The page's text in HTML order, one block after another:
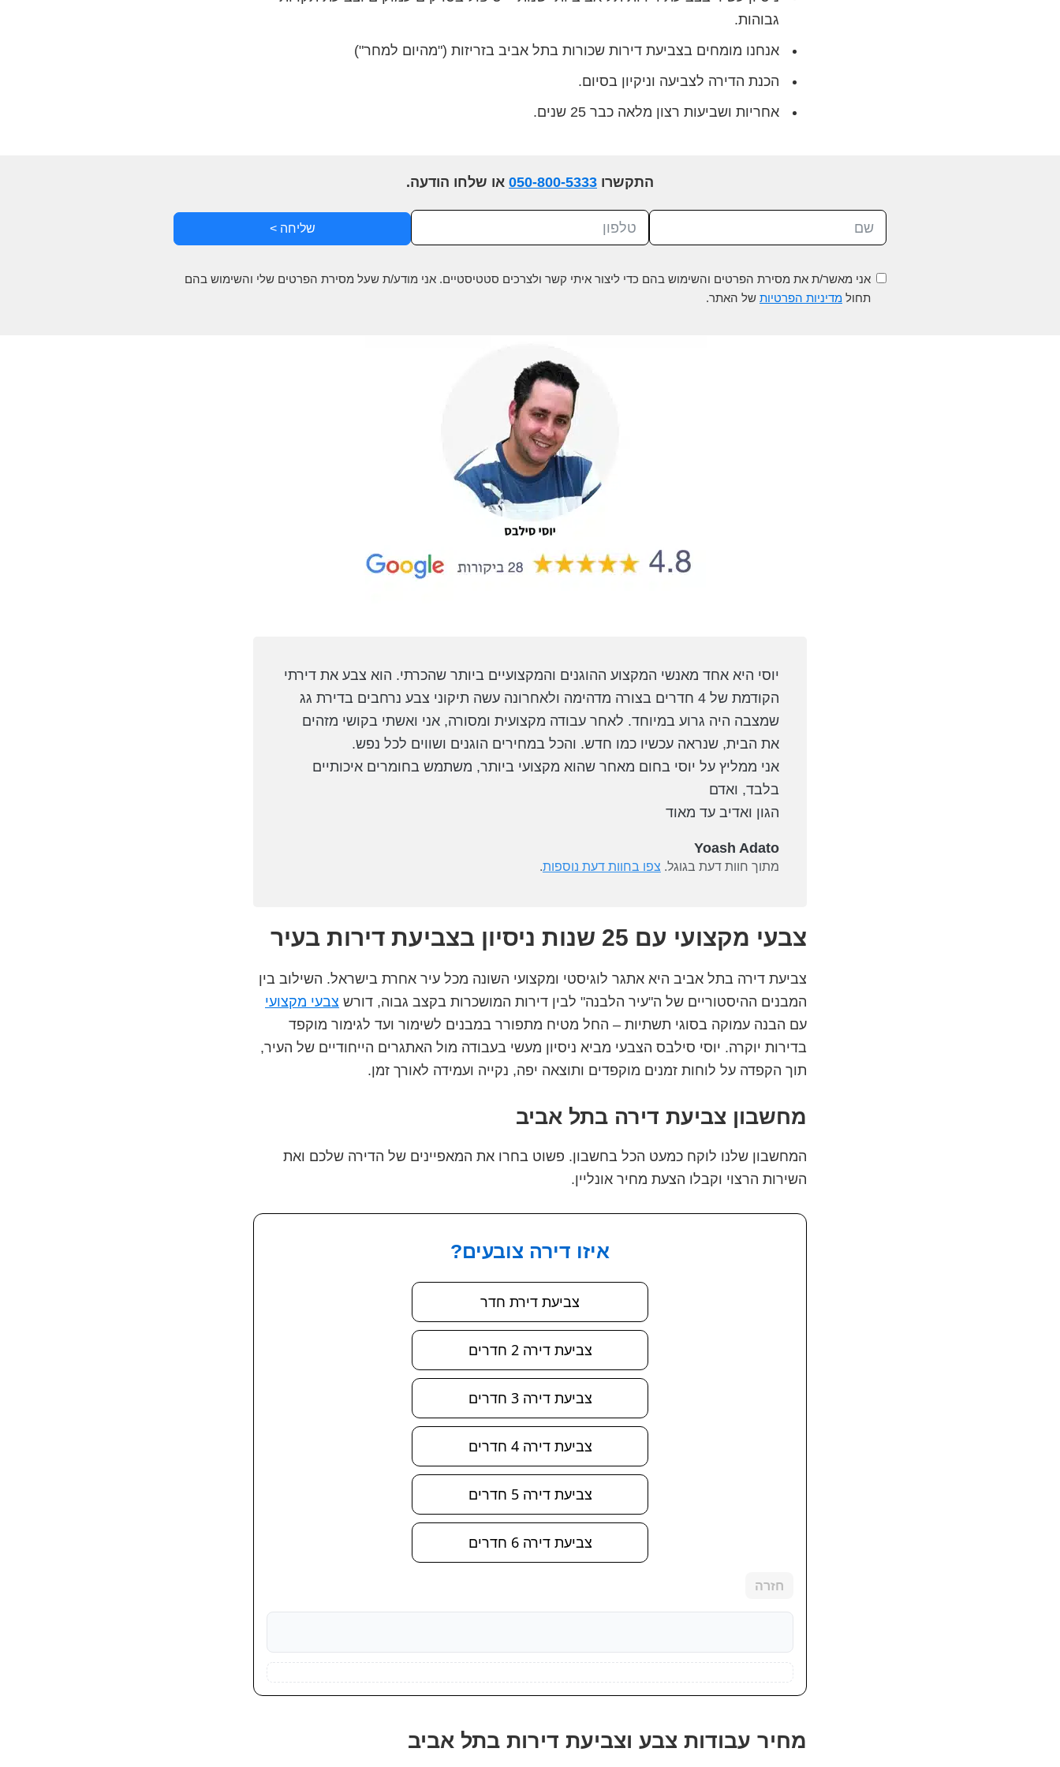
גבוהות.
אנחנו מומחים בצביעת דירות שכורות בתל אביב בזריזות ("מהיום למחר")
הכנת הדירה לצביעה וניקיון בסיום.
אחריות ושביעות רצון מלאה כבר 25 שנים.
התקשרו 050-800-5333 או שלחו הודעה.
שליחה >
אני מאשר/ת את מסירת הפרטים והשימוש בהם כדי ליצור איתי קשר ולצרכים סטטיסטיים. אני מודע/ת שעל מסירת הפרטים שלי והשימוש בהם
תחול מדיניות הפרטיות של האתר.
יוסי היא אחד מאנשי המקצוע ההוגנים והמקצועיים ביותר שהכרתי. הוא צבע את דירתי
הקודמת של 4 חדרים בצורה מדהימה ולאחרונה עשה תיקוני צבע נרחבים בדירת גג
שמצבה היה גרוע במיוחד. לאחר עבודה מקצועית ומסורה, אני ואשתי בקושי מזהים
את הבית, שנראה עכשיו כמו חדש. והכל במחירים הוגנים ושווים לכל נפש.
אני ממליץ על יוסי בחום מאחר שהוא מקצועי ביותר, משתמש בחומרים איכותיים
בלבד, ואדם
הגון ואדיב עד מאוד
Yoash Adato
מתוך חוות דעת בגוגל. צפו בחוות דעת נוספות.
צבעי מקצועי עם 25 שנות ניסיון בצביעת דירות בעיר
צביעת דירה בתל אביב היא אתגר לוגיסטי ומקצועי השונה מכל עיר אחרת בישראל. השילוב בין
המבנים ההיסטוריים של ה"עיר הלבנה" לבין דירות המושכרות בקצב גבוה, דורש צבעי מקצועי
עם הבנה עמוקה בסוגי תשתיות – החל מטיח מתפורר במבנים לשימור ועד לגימור מוקפד
בדירות יוקרה. יוסי סילבס הצבעי מביא ניסיון מעשי בעבודה מול האתגרים הייחודיים של העיר,
תוך הקפדה על לוחות זמנים מוקפדים ותוצאה יפה, נקייה ועמידה לאורך זמן.
מחשבון צביעת דירה בתל אביב
המחשבון שלנו לוקח כמעט הכל בחשבון. פשוט בחרו את המאפיינים של הדירה שלכם ואת
השירות הרצוי וקבלו הצעת מחיר אונליין.
איזו דירה צובעים?
צביעת דירת חדר
צביעת דירה 2 חדרים
צביעת דירה 3 חדרים
צביעת דירה 4 חדרים
צביעת דירה 5 חדרים
צביעת דירה 6 חדרים
חזרה
מחיר עבודות צבע וצביעת דירות בתל אביב